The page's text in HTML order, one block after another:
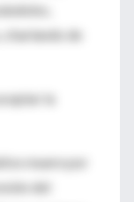
de
la
muere por
del